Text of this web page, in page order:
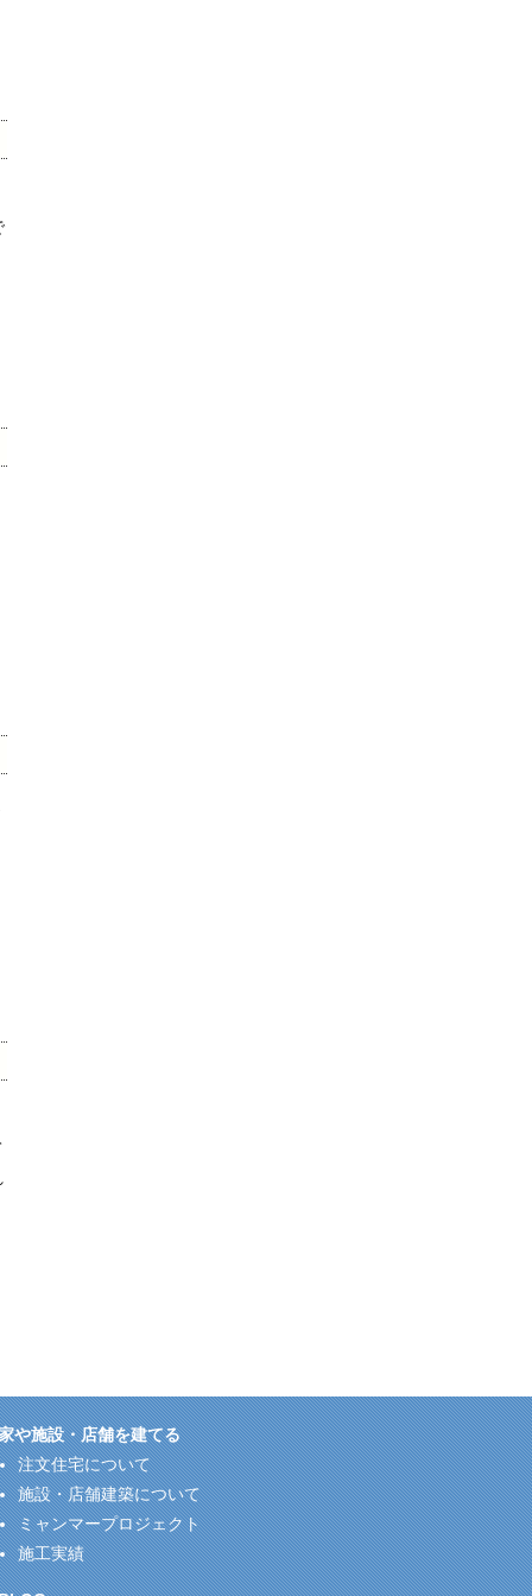
や施設・店舗を建てる
注文住宅について
施設・店舗建築について
ミャンマープロジェクト
施工実績